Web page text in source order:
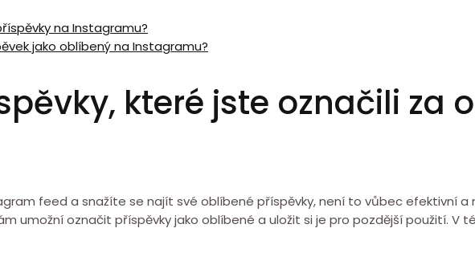
na Instagramu?
jako oblíbený na Instagramu?
které jste označili za
feed a snažíte se najít své oblíbené příspěvky, není to vůbec efektivní
umožní označit příspěvky jako oblíbené a uložit si je pro pozdější použití. V